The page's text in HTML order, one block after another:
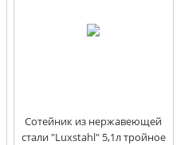
Сотейник из нержавеющей
стали "Luxstahl" 5,1л тройное